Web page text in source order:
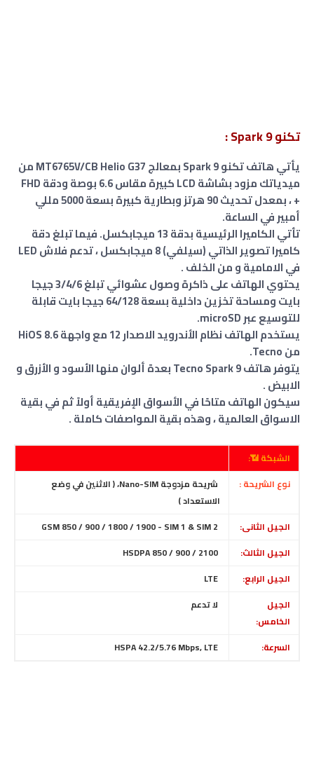
تكنو Spark 9 :
يأتي هاتف تكنو Spark 9 بمعالج MT6765V/CB Helio G37 من
ميدياتك مزود بشاشة LCD كبيرة مقاس 6.6 بوصة ودقة FHD
+ ، بمعدل تحديث 90 هرتز وبطارية كبيرة بسعة 5000 مللي
أمبير في الساعة.
تأتي الكاميرا الرئيسية بدقة 13 ميجابكسل. فيما تبلغ دقة
كاميرا تصوير الذاتي (سيلفي) 8 ميجابكسل ، تدعم فلاش LED
في الامامية و من الخلف .
يحتوي الهاتف على ذاكرة وصول عشوائي تبلغ 3/4/6 جيجا
بايت ومساحة تخزين داخلية بسعة 64/128 جيجا بايت قابلة
للتوسيع عبر microSD.
يستخدم الهاتف نظام الأندرويد الاصدار 12 مع واجهة HiOS 8.6
من Tecno.
يتوفر هاتف Tecno Spark 9 بعدة ألوان منها الأسود و الأزرق و
الابيض .
سيكون الهاتف متاحًا في الأسواق الإفريقية أولاً ثم في بقية
الاسواق العالمية ، وهذه بقية المواصفات كاملة .
الشبكة 📶:
نوع الشريحة :
شريحة مزدوجة Nano-SIM، ( الاثنين في وضع
الاستعداد )
الجيل الثانى:
الجيل الثالث:
الجيل الرابع:
LTE
الجيل
الخامس:
لا تدعم
السرعة: